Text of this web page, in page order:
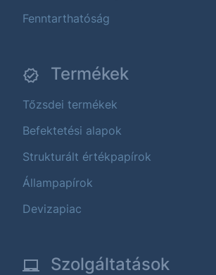
Fenntarthatóság
Termékek
Tőzsdei termékek
Befektetési alapok
Strukturált értékpapírok
Állampapírok
Devizapiac
Szolgáltatások